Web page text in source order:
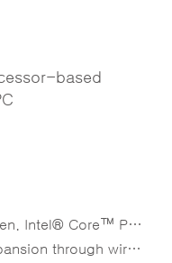
based
Core™ Processor
and custom function module